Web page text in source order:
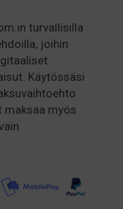
turvallisilla
joihin
Käytössäsi
myös